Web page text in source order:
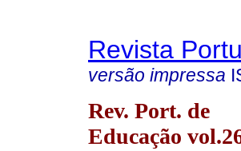
Revista
versão impressa
Rev. Port. de
Educação